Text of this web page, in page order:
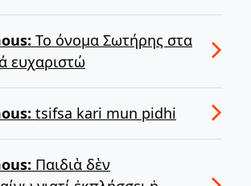
Το όνομα Σωτήρης στα
ευχαριστώ
tsifsa kari mun pidhi
Παιδιὰ δὲν